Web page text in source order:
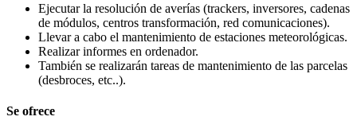
Ejecutar la resolución de averías (trackers, inversores, cadenas
de módulos, centros transformación, red comunicaciones).
Llevar a cabo el mantenimiento de estaciones meteorológicas.
Realizar informes en ordenador.
También se realizarán tareas de mantenimiento de las parcelas
(desbroces, etc..).
Se ofrece